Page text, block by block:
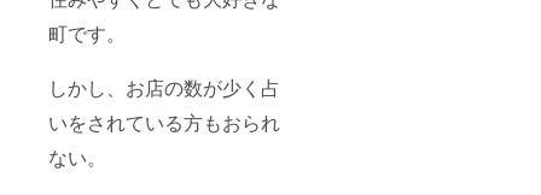
町です。
しかし、お店の数が少く占
いをされている方もおられ
ない。